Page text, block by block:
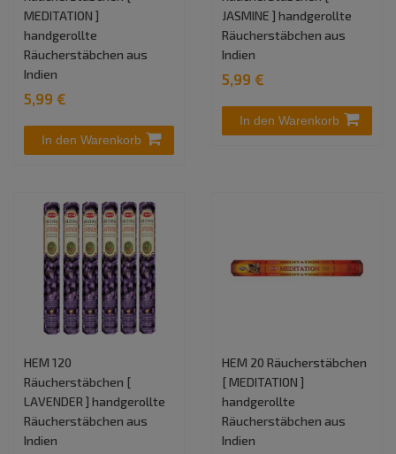
MEDITATION ]
handgerollte
Räucherstäbchen aus
Indien
5,99 €
In den Warenkorb
JASMINE ] handgerollte
Räucherstäbchen aus
Indien
5,99 €
In den Warenkorb
HEM 120
Räucherstäbchen [
LAVENDER ] handgerollte
Räucherstäbchen aus
Indien
HEM 20 Räucherstäbchen
[ MEDITATION ]
handgerollte
Räucherstäbchen aus
Indien